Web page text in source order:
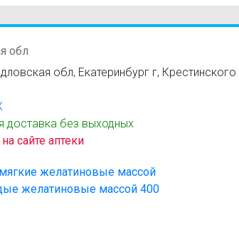
обл
обл, Екатеринбург г,
доставка без выходных
сайте аптеки
желатиновые массой
желатиновые массой 400